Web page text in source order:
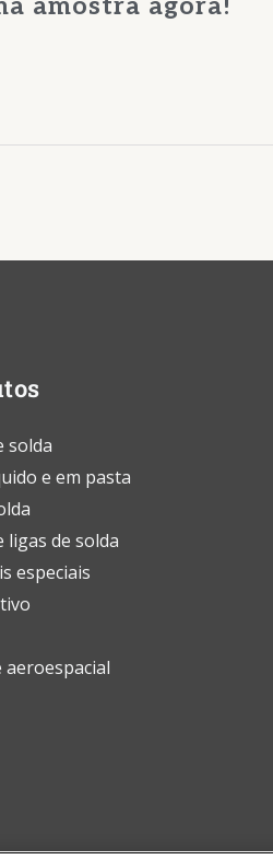
amostra agora!
solda
e em pasta
ligas de solda
especiais